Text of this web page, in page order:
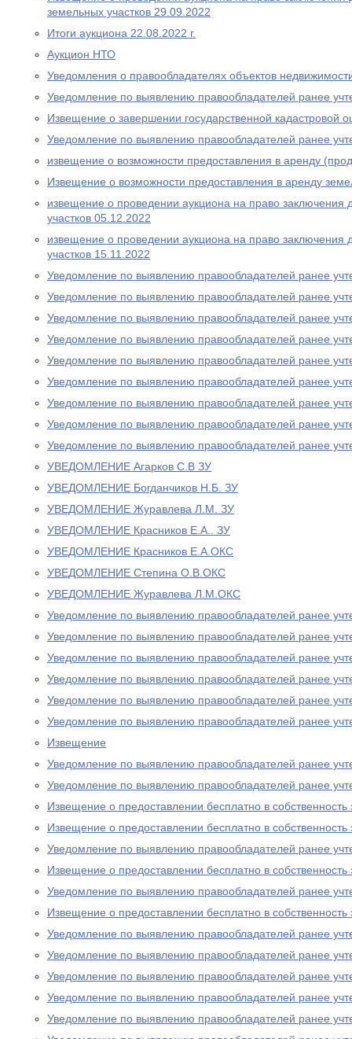
земельных участков 29.09.2022
Итоги аукциона 22.08.2022 г.
Аукцион НТО
Уведомления о правообладателях объектов
Уведомление по выявлению правообладателей ранее
Извещение о завершении государственной кадастровой
Уведомление по выявлению правообладателей ранее
извещение о возможности предоставления в аренду
Извещение о возможности предоставления в аренду
извещение о проведении аукциона на право заключения
участков 05.12.2022
извещение о проведении аукциона на право заключения
участков 15.11.2022
Уведомление по выявлению правообладателей ранее
Уведомление по выявлению правообладателей ранее
Уведомление по выявлению правообладателей ранее
Уведомление по выявлению правообладателей ранее
Уведомление по выявлению правообладателей ранее
Уведомление по выявлению правообладателей ранее
Уведомление по выявлению правообладателей ранее
Уведомление по выявлению правообладателей ранее
Уведомление по выявлению правообладателей ранее
УВЕДОМЛЕНИЕ Агарков С.В ЗУ
УВЕДОМЛЕНИЕ Богданчиков Н.Б. ЗУ
УВЕДОМЛЕНИЕ Журавлева Л.М. ЗУ
УВЕДОМЛЕНИЕ Красников Е.А.. ЗУ
УВЕДОМЛЕНИЕ Красников Е.А.ОКС
УВЕДОМЛЕНИЕ Степина О.В.ОКС
УВЕДОМЛЕНИЕ Журавлева Л.М.ОКС
Уведомление по выявлению правообладателей ранее
Уведомление по выявлению правообладателей ранее
Уведомление по выявлению правообладателей ранее
Уведомление по выявлению правообладателей ранее
Уведомление по выявлению правообладателей ранее
Уведомление по выявлению правообладателей ранее
Извещение
Уведомление по выявлению правообладателей ранее
Уведомление по выявлению правообладателей ранее
Извещение о предоставлении бесплатно в собственность
Извещение о предоставлении бесплатно в собственность
Уведомление по выявлению правообладателей ранее
Извещение о предоставлении бесплатно в собственность
Уведомление по выявлению правообладателей ранее
Извещение о предоставлении бесплатно в собственность
Уведомление по выявлению правообладателей ранее
Уведомление по выявлению правообладателей ранее
Уведомление по выявлению правообладателей ранее
Уведомление по выявлению правообладателей ранее
Уведомление по выявлению правообладателей ранее